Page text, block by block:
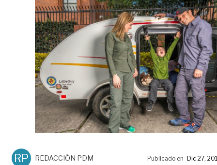
RP REDACCIÓN PDM Publicado en Dic 27,